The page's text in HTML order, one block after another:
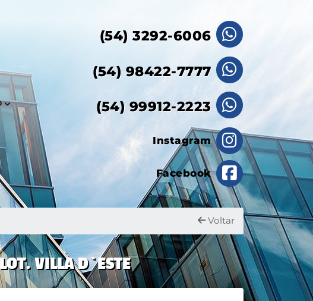
(54) 3292-6006
(54) 98422-7777
(54) 99912-2223
Instagram
Facebook
Voltar
VILLA D`ESTE